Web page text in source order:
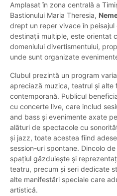
Amplasat în zona centrală a
Bastionului Maria Theresia,
drept un reper vivace în
destinații multiple, este orientat
domeniului divertismentului,
unde sunt organizate
Clubul prezintă un program
apreciază muzica, teatrul și alte
contemporană. Publicul
cu concerte live, care includ
and bass și evenimente axate
alături de spectacole cu
și jazz, toate acestea fiind
session-uri spontane. Dincolo
spațiul găzduiește și
teatru, precum și seri dedicate
alte manifestări speciale care
artistică.